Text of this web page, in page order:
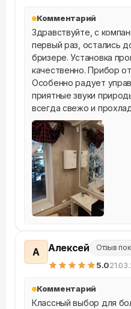
Комментарий
Здравствуйте, с
первый раз, остались
бризере. Установка
качественно. Прибор
Особенно радует
приятные звуки
всегда свежо и
А Алексей Отзыв
5.0
Комментарий
Классный выбор для